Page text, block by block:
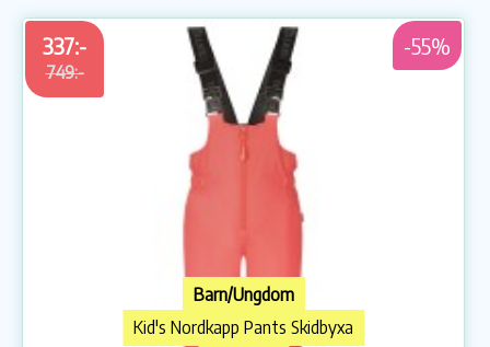
337:-
749:-
-55%
Barn/Ungdom
Kid's Nordkapp Pants Skidbyxa